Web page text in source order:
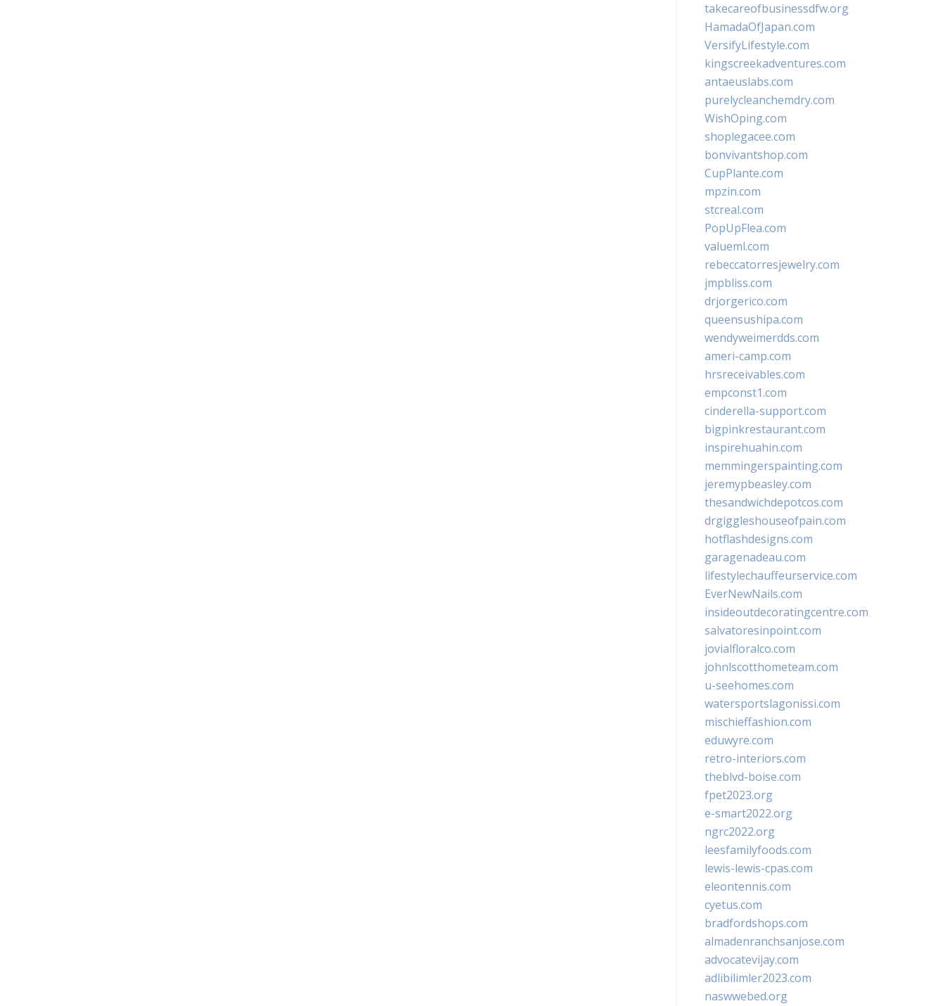
takecareofbusinessdfw.org
HamadaOfJapan.com
VersifyLifestyle.com
kingscreekadventures.com
antaeuslabs.com
purelycleanchemdry.com
WishOping.com
shoplegacee.com
bonvivantshop.com
CupPlante.com
mpzin.com
stcreal.com
PopUpFlea.com
valueml.com
rebeccatorresjewelry.com
jmpbliss.com
drjorgerico.com
queensushipa.com
wendyweimerdds.com
ameri-camp.com
hrsreceivables.com
empconst1.com
cinderella-support.com
bigpinkrestaurant.com
inspirehuahin.com
memmingerspainting.com
jeremypbeasley.com
thesandwichdepotcos.com
drgiggleshouseofpain.com
hotflashdesigns.com
garagenadeau.com
lifestylechauffeurservice.com
EverNewNails.com
insideoutdecoratingcentre.com
salvatoresinpoint.com
jovialfloralco.com
johnlscotthometeam.com
u-seehomes.com
watersportslagonissi.com
mischieffashion.com
eduwyre.com
retro-interiors.com
theblvd-boise.com
fpet2023.org
e-smart2022.org
ngrc2022.org
leesfamilyfoods.com
lewis-lewis-cpas.com
eleontennis.com
cyetus.com
bradfordshops.com
almadenranchsanjose.com
advocatevijay.com
adlibilimler2023.com
naswwebed.org